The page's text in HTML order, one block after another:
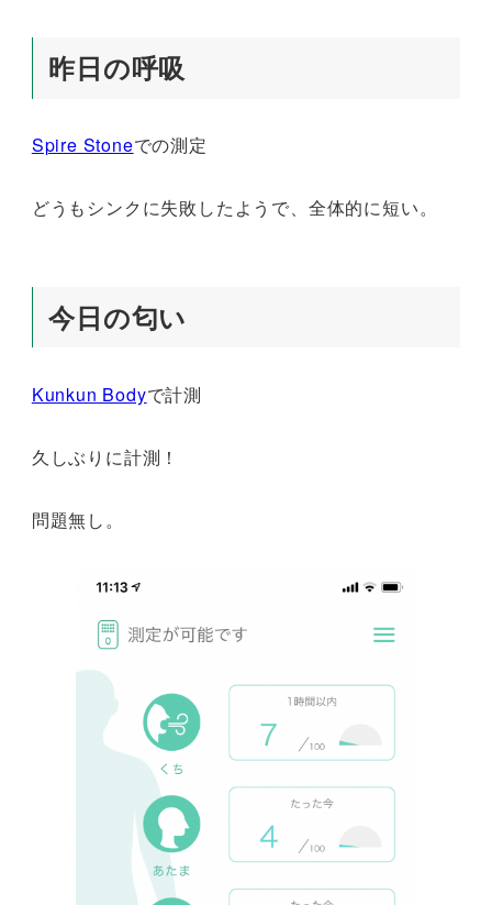
昨日の呼吸
Spire Stoneでの測定
どうもシンクに失敗したようで、全体的に短い。
今日の匂い
Kunkun Bodyで計測
久しぶりに計測！
問題無し。